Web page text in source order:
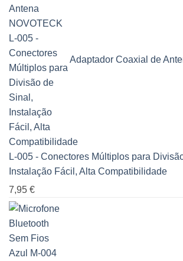
Adaptador Coaxial de
L-005 - Conectores Múltiplos para
Instalação Fácil, Alta Compatibilidade
7,95 €